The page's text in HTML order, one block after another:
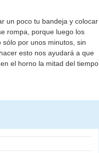
un poco tu bandeja y colocar
rompa, porque luego los
por unos minutos, sin
esto nos ayudará a que
el horno la mitad del tiempo